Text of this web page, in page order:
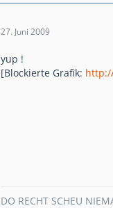
27. Juni 2009
yup !
[Blockierte Grafik:
DO RECHT SCHEU